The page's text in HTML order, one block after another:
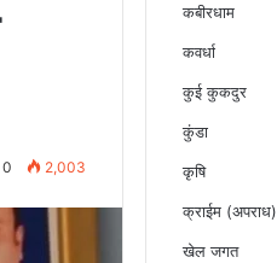
0 2,003
कबीरधाम
कवर्धा
कुई कुकदुर
कुंडा
कृषि
क्राईम (अपराध)
खेल जगत